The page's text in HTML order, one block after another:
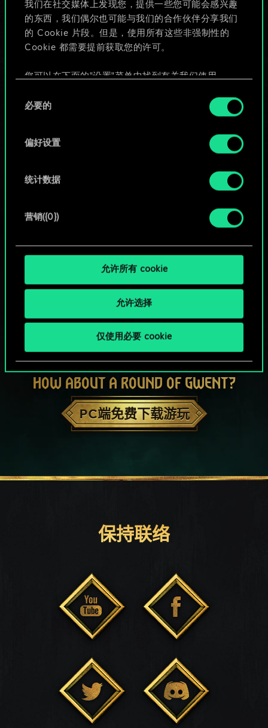
我们在社交媒体上发现您，提供一些您可能会感兴趣
的东西，我们偶尔也可能与我们的合作伙伴分享我们
的 Cookie 片段。但是，使用所有这些非强制性的
Cookie 都需要提前获取您的许可。
您可以在下面的"设置"菜单中找到有关我们使用
好。一旦您了解了其中的内容并准备好继续，请点
必要的
偏好设置
统计数据
营销({0})
允许所有 cookie
允许选择
仅使用必要 cookie
给牌组命名并撰写攻略
编辑牌组
HOW ABOUT A ROUND OF GWENT?
PC端免费下载游玩
保持联络